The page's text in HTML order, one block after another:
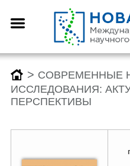
> СОВРЕМЕННЫЕ
ИССЛЕДОВАНИЯ:
ПЕРСПЕКТИВЫ